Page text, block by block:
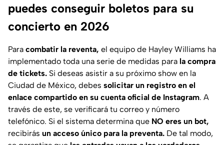
puedes conseguir boletos para su
concierto en 2026
Para combatir la reventa, el equipo de Hayley Williams ha
implementado toda una serie de medidas para la compra
de tickets. Si deseas asistir a su próximo show en la
Ciudad de México, debes solicitar un registro en el
enlace compartido en su cuenta oficial de Instagram. A
través de este, se verificará tu correo y número
telefónico. Si el sistema determina que NO eres un bot,
recibirás un acceso único para la preventa. De tal modo,